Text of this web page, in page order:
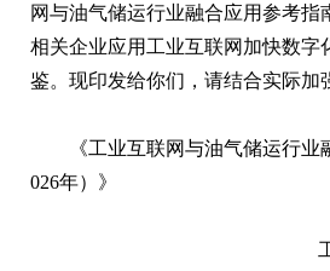
网与油气储运行业融合应用参考指
相关企业应用工业互联网加快数字
鉴。现印发给你们，请结合实际加
《工业互联网与油气储运行
026年）》